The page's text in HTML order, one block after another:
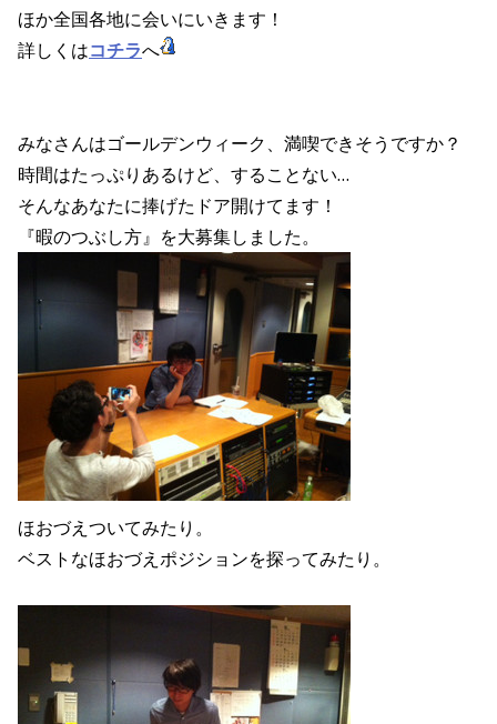
ほか全国各地に会いにいきます！
詳しくはコチラへ
みなさんはゴールデンウィーク、満喫できそうですか？
時間はたっぷりあるけど、することない…
そんなあなたに捧げたドア開けてます！
『暇のつぶし方』を大募集しました。
ほおづえついてみたり。
ベストなほおづえポジションを探ってみたり。